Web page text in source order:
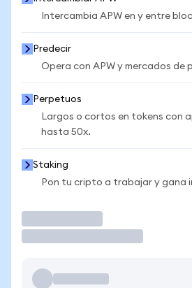
Intercambia APW en y entre
Predecir
Opera con APW y mercados de
Perpetuos
Largos o cortos en tokens con
hasta 50x.
Staking
Pon tu cripto a trabajar y gana